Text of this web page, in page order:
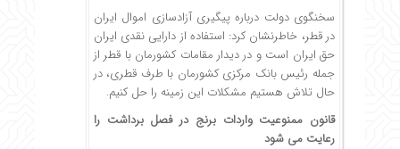
سخنگوی دولت درباره پیگیری آزادسازی اموال ایران
در قطر، خاطرنشان کرد: استفاده از دارایی نقدی ایران
حق ایران است و در دیدار مقامات کشورمان با قطر از
جمله رئیس بانک مرکزی کشورمان با طرف قطری، در
حال تلاش هستیم مشکلات این زمینه را حل کنیم.
قانون ممنوعیت واردات برنج در فصل برداشت را
رعایت می شود